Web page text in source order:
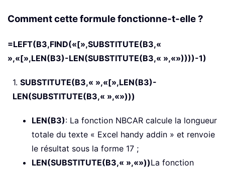
Comment cette formule fonctionne-t-elle ?
=LEFT(B3,FIND(«[»,SUBSTITUTE(B3,«
»,«[»,LEN(B3)-LEN(SUBSTITUTE(B3,« »,«»))))-1)
1. SUBSTITUTE(B3,« »,«[»,LEN(B3)-
LEN(SUBSTITUTE(B3,« »,«»)))
LEN(B3): La fonction NBCAR calcule la longueur
totale du texte « Excel handy addin » et renvoie
le résultat sous la forme 17 ;
LEN(SUBSTITUTE(B3,« »,«»))La fonction